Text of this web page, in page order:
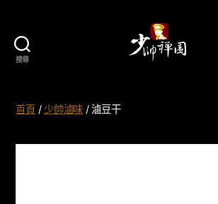
搜尋
首頁/ 少帥滷味/ 滷豆干